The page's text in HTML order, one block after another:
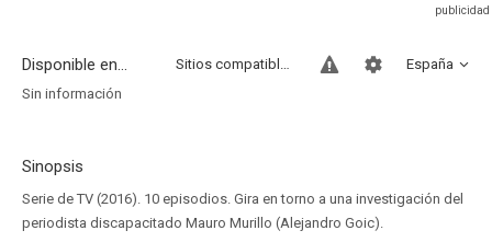
Disponible en... España
Sitios compatibles
Sin información
Sinopsis
Serie de TV (2016). 10 episodios. Gira en torno a una investigación del
periodista discapacitado Mauro Murillo (Alejandro Goic).